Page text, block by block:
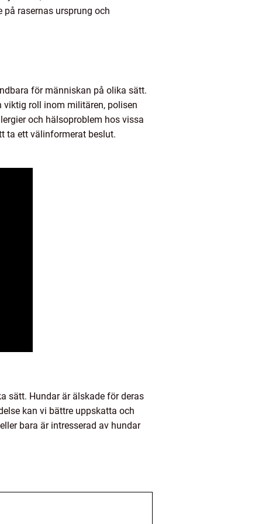
på rasernas ursprung och
för människan på olika sätt.
viktig roll inom militären, polisen
och hälsoproblem hos vissa
ta ett välinformerat beslut.
sätt. Hundar är älskade för deras
kan vi bättre uppskatta och
bara är intresserad av hundar